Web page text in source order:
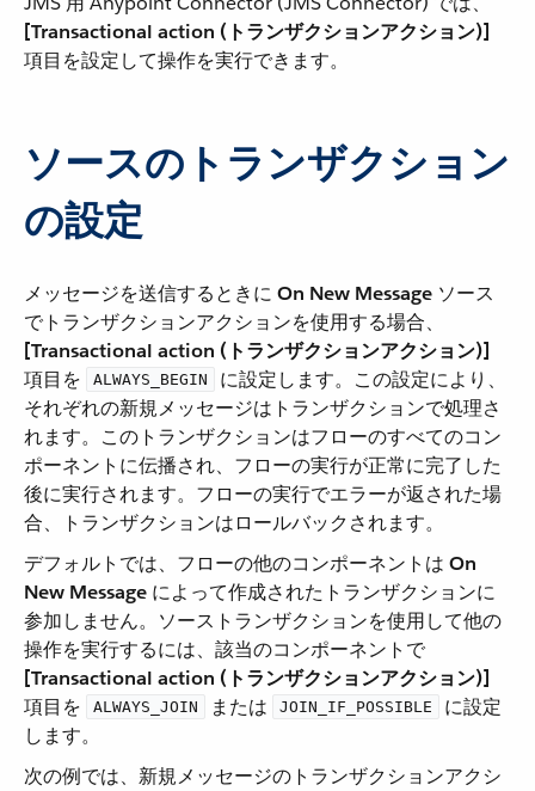
[Transactional action (トランザクションアクション)]
項目を設定して操作を実行できます。
ソースのトランザクション
の設定
メッセージを送信するときに ​ On New Message ​ ソース
でトランザクションアクションを使用する場合、​
[Transactional action (トランザクションアクション)]
項目を ​
ALWAYS_BEGIN
​ に設定します。この設定により、
それぞれの新規メッセージはトランザクションで処理さ
れます。このトランザクションはフローのすべてのコン
ポーネントに伝播され、フローの実行が正常に完了した
後に実行されます。フローの実行でエラーが返された場
合、トランザクションはロールバックされます。
デフォルトでは、フローの他のコンポーネントは ​ On
New Message ​ によって作成されたトランザクションに
参加しません。ソーストランザクションを使用して他の
操作を実行するには、該当のコンポーネントで ​
[Transactional action (トランザクションアクション)]
項目を ​
ALWAYS_JOIN ​ または ​ JOIN_IF_POSSIBLE
​ に設定
します。
次の例では、新規メッセージのトランザクションアクシ